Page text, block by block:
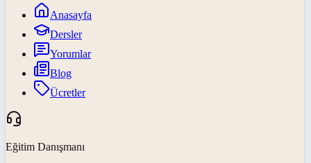
Anasayfa
Dersler
Yorumlar
Blog
Ücretler
Eğitim Danışmanı